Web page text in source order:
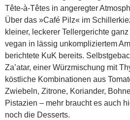
Tête-à-Têtes in angeregter
Über das »Café Pilz« im
kleiner, leckerer Tellergerichte
vegan in lässig unkompliziertem
berichtete KuK bereits.
Za’atar, einer Würzmischung mit
köstliche Kombinationen aus
Zwiebeln, Zitrone, Koriander,
Pistazien – mehr braucht es auch
noch die Desserts.